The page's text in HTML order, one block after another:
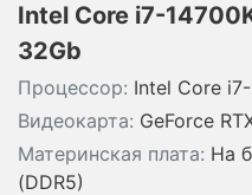
Intel Core i7-
32Gb
Процессор: Intel Core
Видеокарта: GeForce
Материнская плата: На
(DDR5)